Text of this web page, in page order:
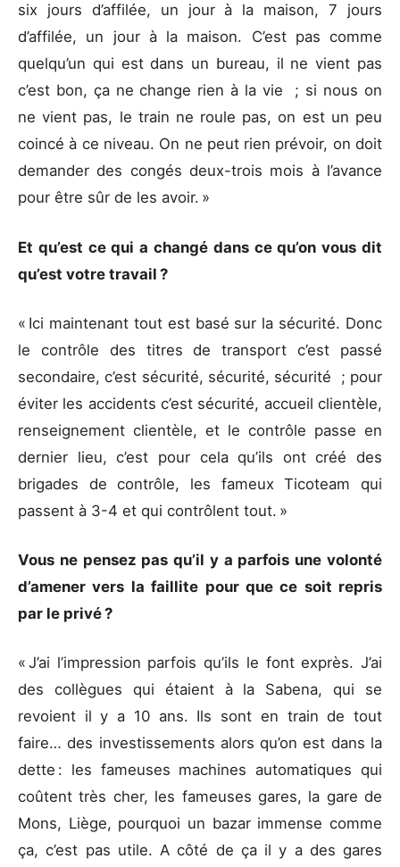
six jours d’affilée, un jour à la maison, 7 jours
d’affilée, un jour à la maison. C’est pas comme
quelqu’un qui est dans un bureau, il ne vient pas
c’est bon, ça ne change rien à la vie ; si nous on
ne vient pas, le train ne roule pas, on est un peu
coincé à ce niveau. On ne peut rien prévoir, on doit
demander des congés deux-trois mois à l’avance
pour être sûr de les avoir. »
Et qu’est ce qui a changé dans ce qu’on vous dit
qu’est votre travail ?
« Ici maintenant tout est basé sur la sécurité. Donc
le contrôle des titres de transport c’est passé
secondaire, c’est sécurité, sécurité, sécurité ; pour
éviter les accidents c’est sécurité, accueil clientèle,
renseignement clientèle, et le contrôle passe en
dernier lieu, c’est pour cela qu’ils ont créé des
brigades de contrôle, les fameux Ticoteam qui
passent à 3-4 et qui contrôlent tout. »
Vous ne pensez pas qu’il y a parfois une volonté
d’amener vers la faillite pour que ce soit repris
par le privé ?
« J’ai l’impression parfois qu’ils le font exprès. J’ai
des collègues qui étaient à la Sabena, qui se
revoient il y a 10 ans. Ils sont en train de tout
faire… des investissements alors qu’on est dans la
dette : les fameuses machines automatiques qui
coûtent très cher, les fameuses gares, la gare de
Mons, Liège, pourquoi un bazar immense comme
ça, c’est pas utile. A côté de ça il y a des gares